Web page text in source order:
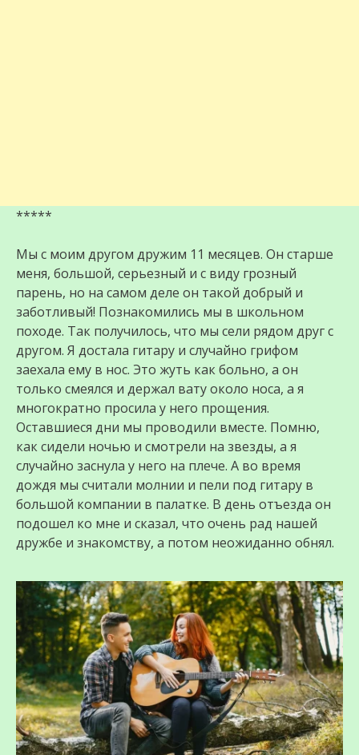
*****
Мы с моим другом дружим 11 месяцев. Он старше
меня, большой, серьезный и с виду грозный
парень, но на самом деле он такой добрый и
заботливый! Познакомились мы в школьном
походе. Так получилось, что мы сели рядом друг с
другом. Я достала гитару и случайно грифом
заехала ему в нос. Это жуть как больно, а он
только смеялся и держал вату около носа, а я
многократно просила у него прощения.
Оставшиеся дни мы проводили вместе. Помню,
как сидели ночью и смотрели на звезды, а я
случайно заснула у него на плече. А во время
дождя мы считали молнии и пели под гитару в
большой компании в палатке. В день отъезда он
подошел ко мне и сказал, что очень рад нашей
дружбе и знакомству, а потом неожиданно обнял.